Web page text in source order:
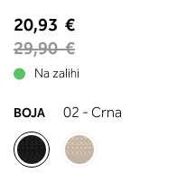
the
images
gallery
20,93 €
29,90 €
Na zalihi
BOJA 02 - Crna